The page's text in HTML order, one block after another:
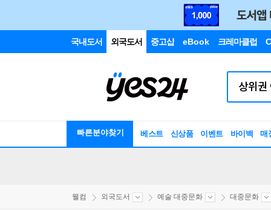
국내도서 외국도서 중고샵 eBook 크레마클럽
빠른분야찾기 베스트 신상품 이벤트 바이백 매
웰컴 외국도서 예술 대중문화 대중문화